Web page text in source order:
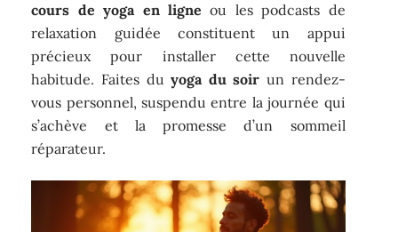
cours de yoga en ligne ou les podcasts de
relaxation guidée constituent un appui
précieux pour installer cette nouvelle
habitude. Faites duyoga du soir un rendez-
vous personnel, suspendu entre la journée qui
s’achève et la promesse d’un sommeil
réparateur.